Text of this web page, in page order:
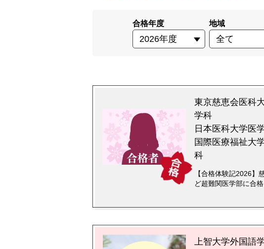
合格年度 地域
東京慈恵会医科
学科
日本医科大学医
国際医療福祉大
科
【合格体験記2026】
ど超難関医学部に合格
上智大学外国語